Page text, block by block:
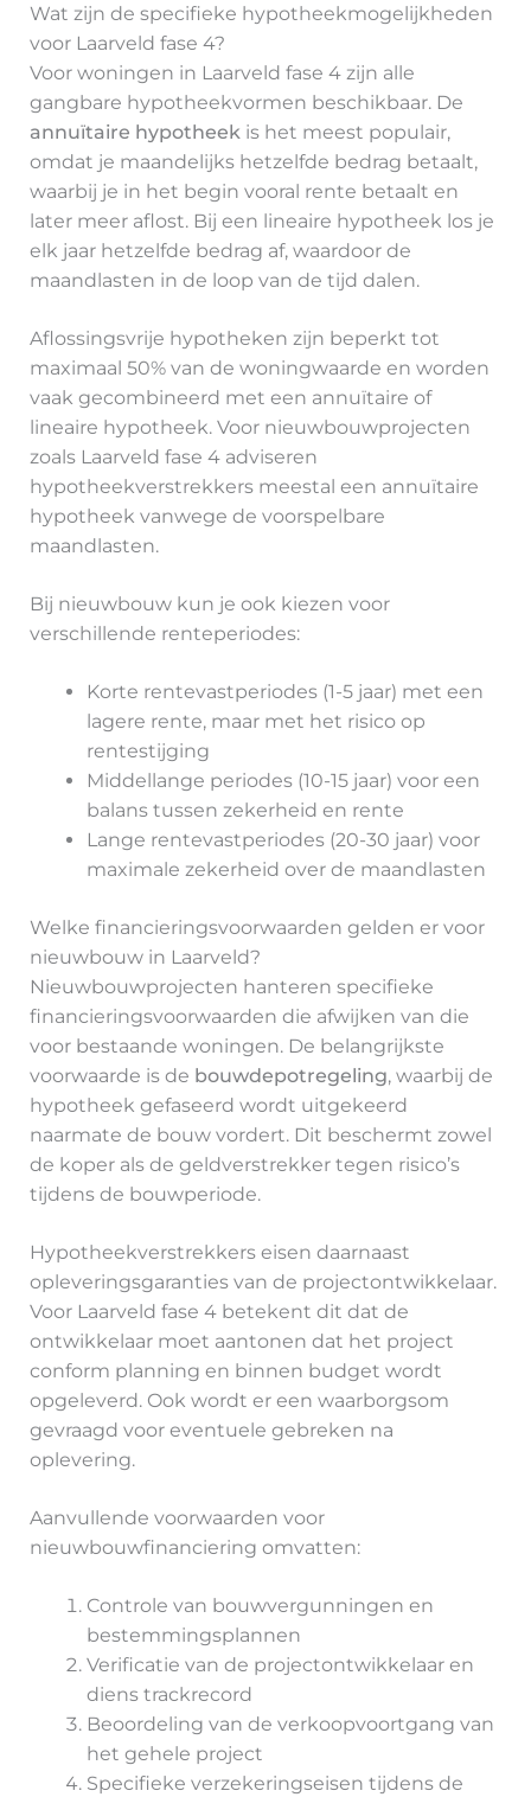
Wat zijn de specifieke hypotheekmogelijkheden
voor Laarveld fase 4?
Voor woningen in Laarveld fase 4 zijn alle
gangbare hypotheekvormen beschikbaar. De
annuïtaire hypotheekis het meest populair,
omdat je maandelijks hetzelfde bedrag betaalt,
waarbij je in het begin vooral rente betaalt en
later meer aflost. Bij een lineaire hypotheek los je
elk jaar hetzelfde bedrag af, waardoor de
maandlasten in de loop van de tijd dalen.
Aflossingsvrije hypotheken zijn beperkt tot
maximaal 50% van de woningwaarde en worden
vaak gecombineerd met een annuïtaire of
lineaire hypotheek. Voor nieuwbouwprojecten
zoals Laarveld fase 4 adviseren
hypotheekverstrekkers meestal een annuïtaire
hypotheek vanwege de voorspelbare
maandlasten.
Bij nieuwbouw kun je ook kiezen voor
verschillende renteperiodes:
Korte rentevastperiodes (1-5 jaar) met een
lagere rente, maar met het risico op
rentestijging
Middellange periodes (10-15 jaar) voor een
balans tussen zekerheid en rente
Lange rentevastperiodes (20-30 jaar) voor
maximale zekerheid over de maandlasten
Welke financieringsvoorwaarden gelden er voor
nieuwbouw in Laarveld?
Nieuwbouwprojecten hanteren specifieke
financieringsvoorwaarden die afwijken van die
voor bestaande woningen. De belangrijkste
voorwaarde is de bouwdepotregeling, waarbij de
hypotheek gefaseerd wordt uitgekeerd
naarmate de bouw vordert. Dit beschermt zowel
de koper als de geldverstrekker tegen risico’s
tijdens de bouwperiode.
Hypotheekverstrekkers eisen daarnaast
opleveringsgaranties van de projectontwikkelaar.
Voor Laarveld fase 4 betekent dit dat de
ontwikkelaar moet aantonen dat het project
conform planning en binnen budget wordt
opgeleverd. Ook wordt er een waarborgsom
gevraagd voor eventuele gebreken na
oplevering.
Aanvullende voorwaarden voor
nieuwbouwfinanciering omvatten:
Controle van bouwvergunningen en
bestemmingsplannen
Verificatie van de projectontwikkelaar en
diens trackrecord
Beoordeling van de verkoopvoortgang van
het gehele project
Specifieke verzekeringseisen tijdens de